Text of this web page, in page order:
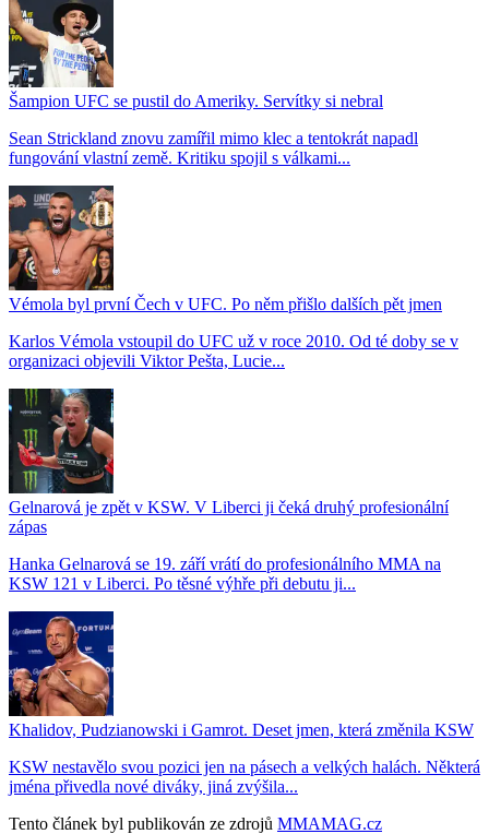
Šampion UFC se pustil do Ameriky. Servítky si nebral
Sean Strickland znovu zamířil mimo klec a tentokrát napadl
fungování vlastní země. Kritiku spojil s válkami...
Vémola byl první Čech v UFC. Po něm přišlo dalších pět jmen
Karlos Vémola vstoupil do UFC už v roce 2010. Od té doby se v
organizaci objevili Viktor Pešta, Lucie...
Gelnarová je zpět v KSW. V Liberci ji čeká druhý profesionální
zápas
Hanka Gelnarová se 19. září vrátí do profesionálního MMA na
KSW 121 v Liberci. Po těsné výhře při debutu ji...
Khalidov, Pudzianowski i Gamrot. Deset jmen, která změnila KSW
KSW nestavělo svou pozici jen na pásech a velkých halách. Některá
jména přivedla nové diváky, jiná zvýšila...
Tento článek byl publikován ze zdrojů MMAMAG.cz